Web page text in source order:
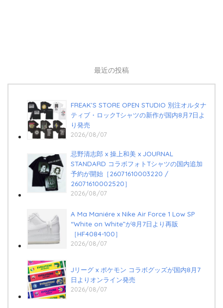
最近の投稿
FREAK’S STORE OPEN STUDIO 別注オルタナ
ティブ・ロックTシャツの新作が国内8月7日よ
り発売
2026/08/07
忌野清志郎 x 操上和美 x JOURNAL
STANDARD コラボフォトTシャツの国内追加
予約が開始［26071610003220 /
26071610002520］
2026/08/07
A Ma Maniére x Nike Air Force 1 Low SP
“White on White”が8月7日より再販
［HF4084-100］
2026/08/07
Jリーグ x ポケモン コラボグッズが国内8月7
日よりオンライン発売
2026/08/07